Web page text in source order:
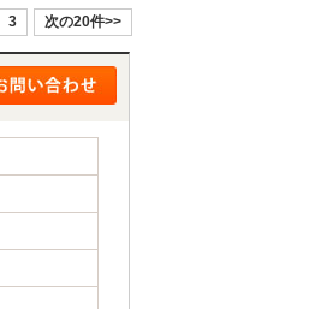
3 次の20件>>